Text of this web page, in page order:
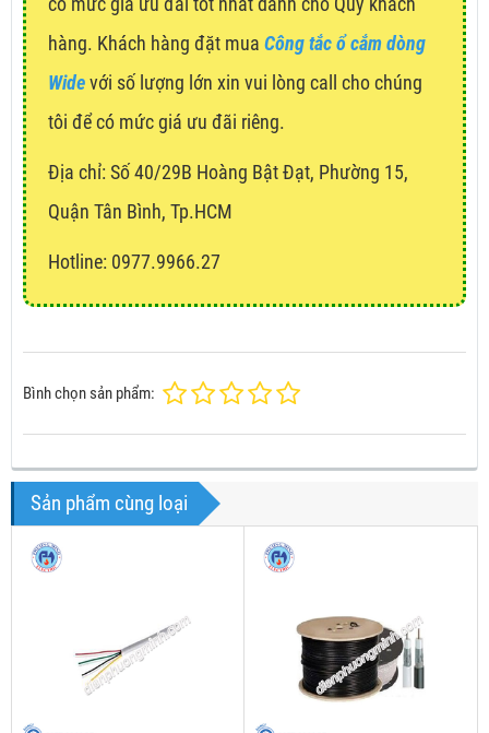
hàng. Khách hàng đặt mua Công tắc ổ cắm dòng
Widevới số lượng lớn xin vui lòng call cho chúng
tôi để có mức giá ưu đãi riêng.
Địa chỉ: Số 40/29B Hoàng Bật Đạt, Phường 15,
Quận Tân Bình, Tp.HCM
Hotline: 0977.9966.27
Bình chọn sản phẩm:
Sản phẩm cùng loại